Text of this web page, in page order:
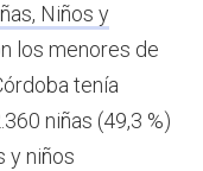
Niños y
los menores de
tenía
niñas (49,3 %)
y niños